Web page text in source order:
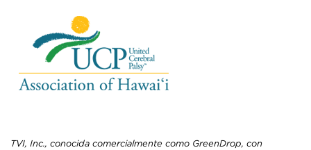
TVI, Inc., conocida comercialmente como GreenDrop, con